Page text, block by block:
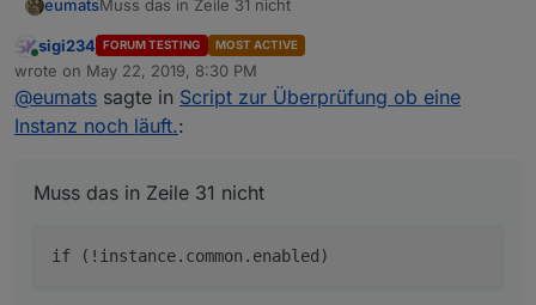
eumatsMuss das in Zeile 31 nicht
heißen?
PS: Danke für das Skript!
Online
sigi234 FORUM TESTING MOST ACTIVE
wrote on May 22, 2019, 8:30 PM
last edited by
@eumats sagte in Script zur Überprüfung ob eine
Instanz noch läuft.:
Muss das in Zeile 31 nicht